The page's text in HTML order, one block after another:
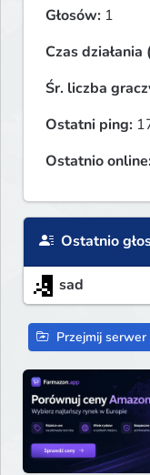
Głosów: 1
Czas
Śr. liczba
Ostatni ping:
Ostatnio
Ostatnio
sad
Przejmij serwer